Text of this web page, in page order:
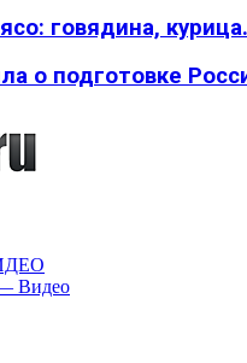
говядина,
о подготовке
Видео